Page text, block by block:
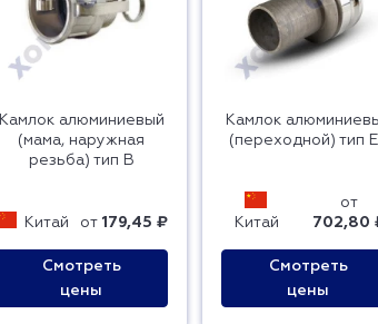
Камлок алюминиевый
(мама, наружная
резьба) тип B
Китай от 179,45 ₽
Смотреть
цены
Камлок
(переходной) тип
Китай
от
702,80
Смотреть
цены